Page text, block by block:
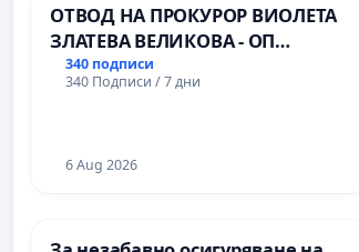
Пазарджик
ОТВОД НА ПРОКУРОР ВИОЛЕТА
ЗЛАТЕВА ВЕЛИКОВА - ОП
ДОБРИЧ
340 подписи
340 Подписи / 7 дни
6 Aug 2026